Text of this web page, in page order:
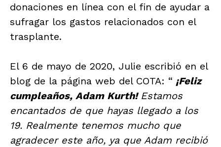
donaciones en línea con el fin de ayudar a
sufragar los gastos relacionados con el
trasplante.
El 6 de mayo de 2020, Julie escribió en el
blog de la página web del COTA: “ ¡Feliz
cumpleaños, Adam Kurth! Estamos
encantados de que hayas llegado a los
19. Realmente tenemos mucho que
agradecer este año, ya que Adam recibió